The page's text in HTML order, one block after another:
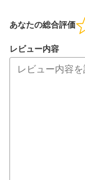
あなたの総合評価
レビュー内容